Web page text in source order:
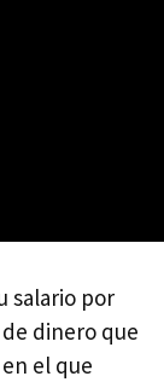
salario por
dinero que
el que